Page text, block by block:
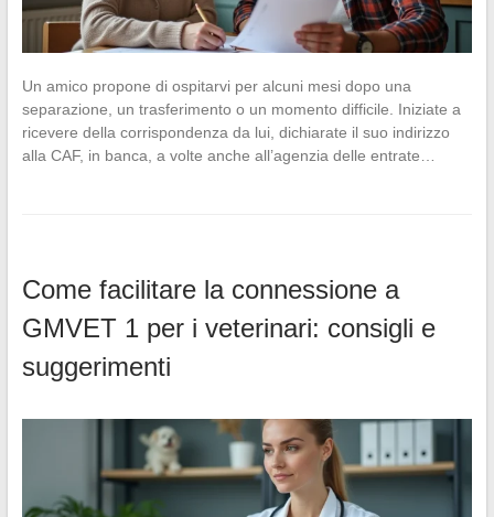
Un amico propone di ospitarvi per alcuni mesi dopo una
separazione, un trasferimento o un momento difficile. Iniziate a
ricevere della corrispondenza da lui, dichiarate il suo indirizzo
alla CAF, in banca, a volte anche all’agenzia delle entrate…
Come facilitare la connessione a
GMVET 1 per i veterinari: consigli e
suggerimenti